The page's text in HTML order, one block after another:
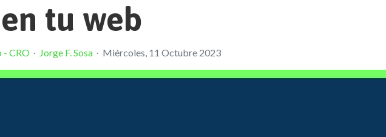
tu web
- CRO Jorge F. Sosa Miércoles, 11 Octubre 2023